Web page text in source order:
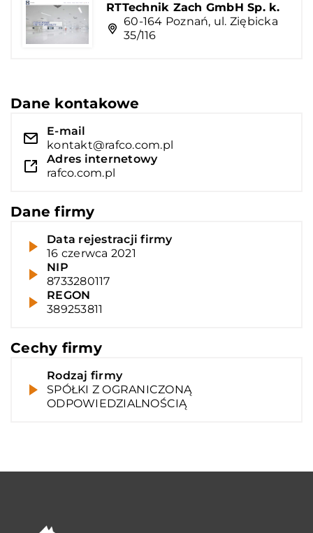
RTTechnik Zach GmbH Sp. k.
60-164 Poznań, ul. Ziębicka
35/116
Dane kontakowe
E-mail
kontakt@rafco.com.pl
Adres internetowy
rafco.com.pl
Dane firmy
Data rejestracji firmy
16 czerwca 2021
NIP
8733280117
REGON
389253811
Cechy firmy
Rodzaj firmy
SPÓŁKI Z OGRANICZONĄ
ODPOWIEDZIALNOŚCIĄ